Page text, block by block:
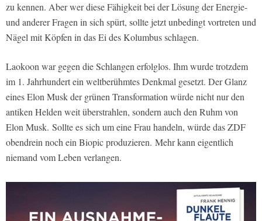
zu kennen. Aber wer diese Fähigkeit bei der Lösung der Energie-
und anderer Fragen in sich spürt, sollte jetzt unbedingt vortreten und
Nägel mit Köpfen in das Ei des Kolumbus schlagen.
Laokoon war gegen die Schlangen erfolglos. Ihm wurde trotzdem
im 1. Jahrhundert ein weltberühmtes Denkmal gesetzt. Der Glanz
eines Elon Musk der grünen Transformation würde nicht nur den
antiken Helden weit überstrahlen, sondern auch den Ruhm von
Elon Musk. Sollte es sich um eine Frau handeln, würde das ZDF
obendrein noch ein Biopic produzieren. Mehr kann eigentlich
niemand vom Leben verlangen.